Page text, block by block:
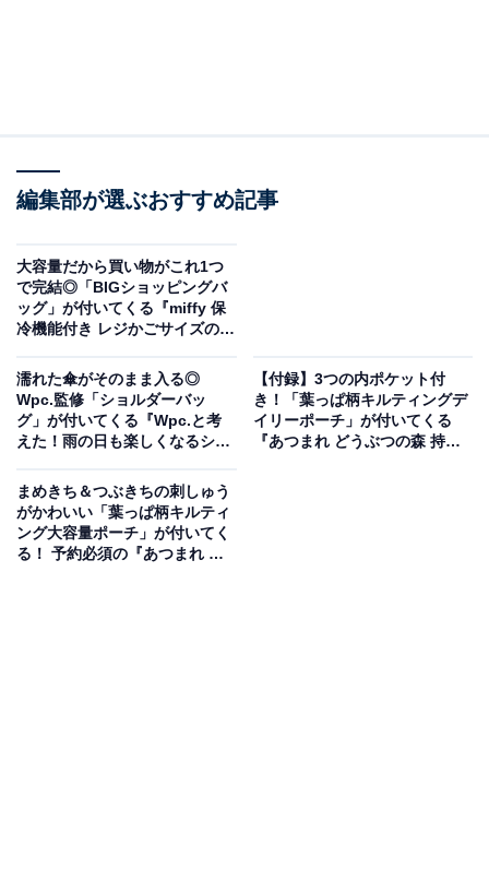
リンネル2026年8月号（画像出典：Amazon）
宝島社から6月19日に発売される『リンネル2026年8月
ーキティ キャンバス風ランチトート」が付いてきます。
編集部が選ぶおすすめ記事
大容量だから買い物がこれ1つ
で完結◎「BIGショッピングバ
ッグ」が付いてくる『miffy 保
冷機能付き レジかごサイズの
BOOK』が6月18日発売
濡れた傘がそのまま入る◎
Wpc.監修「ショルダーバッ
グ」が付いてくる『Wpc.と考
えた！雨の日も楽しくなるショ
日発売
【付録】3つの内ポケット付
き！「葉っぱ柄キルティングデ
イリーポーチ」が付いてくる
『あつまれ どうぶつの森 持ち
まめきち＆つぶきちの刺しゅう
がかわいい「葉っぱ柄キルティ
ング大容量ポーチ」が付いてく
る！ 予約必須の『あつまれ ど